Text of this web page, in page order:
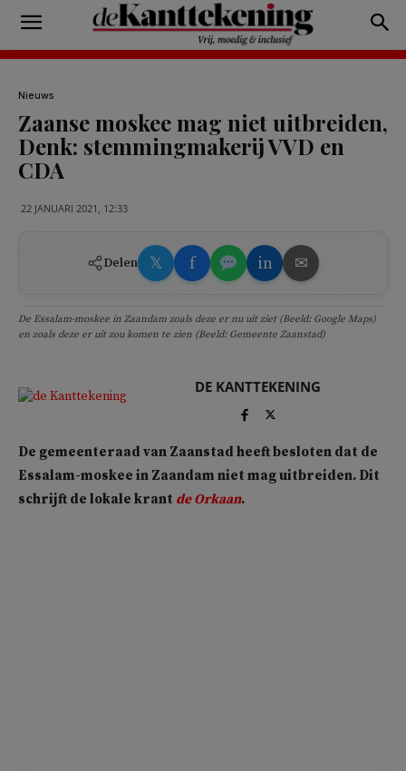
Nieuws
Zaanse moskee mag niet uitbreiden,
Denk: stemmingmakerij VVD en
CDA
22 JANUARI 2021, 12:33
Delen 𝕏 f in ✉
De Essalam-moskee in Zaandam zoals deze er nu uit ziet (Beeld: Google Maps)
en zoals deze er uit zou komen te zien (Beeld: Gemeente Zaanstad)
DE KANTTEKENING
De gemeenteraad van Zaanstad heeft besloten dat de
Essalam-moskee in Zaandam niet mag uitbreiden. Dit
schrijft de lokale krant de Orkaan.